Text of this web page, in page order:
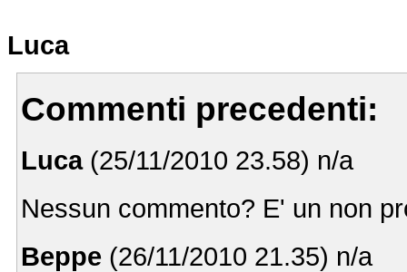
Luca
Commenti precedenti:
Luca(25/11/2010 23.58) n/a
Nessun commento? E' un non
Beppe (26/11/2010 21.35) n/a